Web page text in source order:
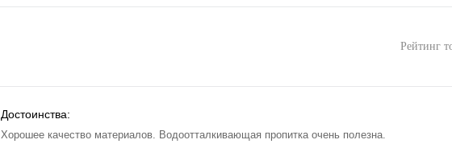
Рейтинг
Достоинства:
Хорошее качество материалов. Водоотталкивающая пропитка очень полезна.